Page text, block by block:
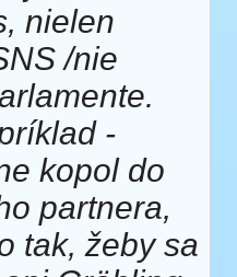
nielen
/nie
-
kopol do
partnera,
tak, žeby sa